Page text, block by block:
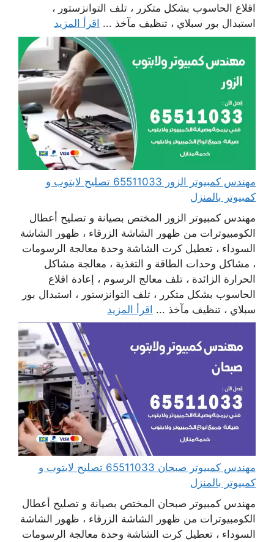
اقلاع الحاسوب بشكل متكرر ، تلف التوانزستور ،
استبدال بور سبلاي ، تنظيف مآخذ ... اقرأ المزيد
مهندس كمبيوتر الزور 65511033 تصليح لابتوب و
كمبيوتر بالمنزل
مهندس كمبيوتر الزور المختص بصيانة و تصليح أعطال
الكومبيوترات من ظهور الشاشة الزرقاء ، ظهور الشاشة
السوداء ، تعطيل كرت الشاشة وحدة معالجة الرسومات
، مشاكل وحدات الطاقة و التغذية ، معالجة مشاكل
الحرارة الزائدة ، تلف معالج الرسوم ، إعادة اقلاع
الحاسوب بشكل متكرر ، تلف التوانزستور ، استبدال بور
سبلاي ، تنظيف مآخذ ... اقرأ المزيد
مهندس كمبيوتر صبحان 65511033 تصليح لابتوب و
كمبيوتر بالمنزل
مهندس كمبيوتر صبحان المختص بصيانة و تصليح أعطال
الكومبيوترات من ظهور الشاشة الزرقاء ، ظهور الشاشة
السوداء ، تعطيل كرت الشاشة وحدة معالجة الرسومات